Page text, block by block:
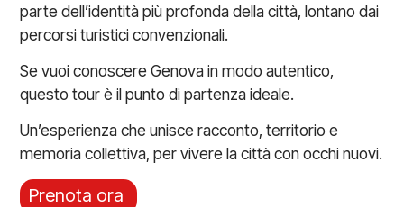
parte dell’identità più profonda della città, lontano dai
percorsi turistici convenzionali.
Se vuoi conoscere Genova in modo autentico,
questo tour è il punto di partenza ideale.
Un’esperienza che unisce racconto, territorio e
memoria collettiva, per vivere la città con occhi nuovi.
Prenota ora